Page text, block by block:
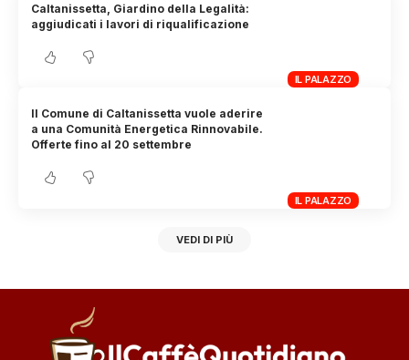
IL PALAZZO
Caltanissetta, Giardino della Legalità:
aggiudicati i lavori di riqualificazione
IL PALAZZO
Il Comune di Caltanissetta vuole aderire
a una Comunità Energetica Rinnovabile.
Offerte fino al 20 settembre
VEDI DI PIÙ